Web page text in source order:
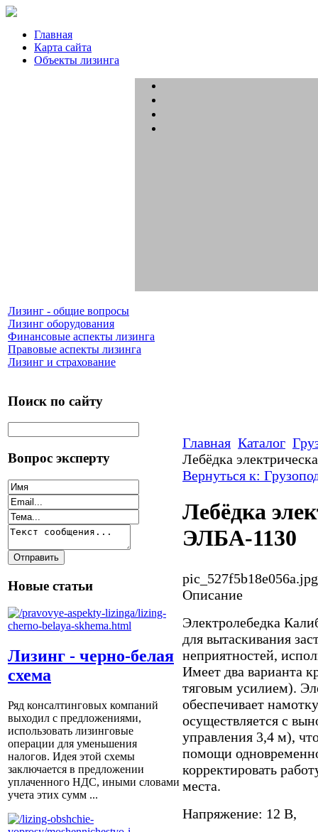
Главная
Карта сайта
Объекты лизинга
Лизинг - общие вопросы
Лизинг оборудования
Финансовые аспекты лизинга
Правовые аспекты лизинга
Лизинг и страхование
Поиск по сайту
Вопрос эксперту
Новые статьи
Лизинг - черно-белая
схема
Ряд консалтинговых компаний
выходил с предложениями,
использовать лизинговые
операции для уменьшения
налогов. Идея этой схемы
заключается в предложении
уплаченного НДС, иными словами
учета этих сумм ...
Главная Каталог
Лебёдка
Вернуться к:
Лебёдка
ЭЛБА-1130
pic_527f5b18e056a.jpg
Описание
Электролебедка
для вытаскивания
неприятностей,
Имеет два варианта
тяговым усилием).
обеспечивает
осуществляется с
управления 3,4 м),
помощи
корректировать
места.
Напряжение: 12 В,